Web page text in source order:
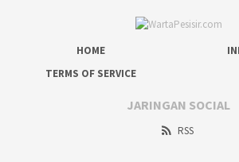
HOME
TERMS OF SERVICE
JARINGAN SOCIAL
RSS